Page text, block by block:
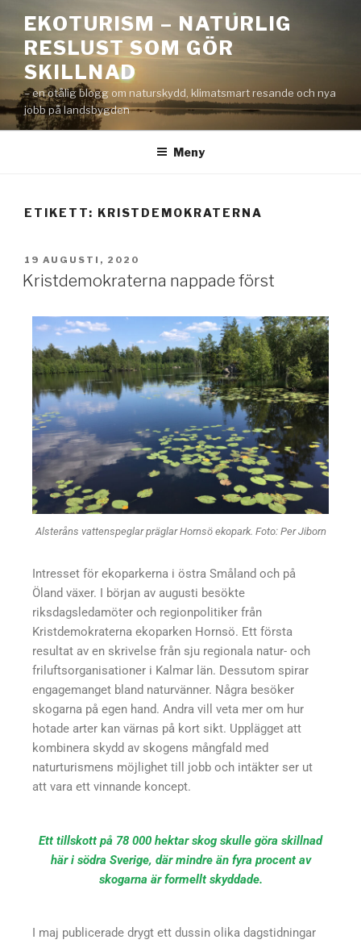
EKOTURISM – NATURLIG
RESLUST SOM GÖR
SKILLNAD
– en otålig blogg om naturskydd, klimatsmart resande och nya
jobb på landsbygden
Meny
ETIKETT: KRISTDEMOKRATERNA
19 AUGUSTI, 2020
Kristdemokraterna nappade först
Alsteråns vattenspeglar präglar Hornsö ekopark. Foto: Per Jiborn
Intresset för ekoparkerna i östra Småland och på
Öland växer. I början av augusti besökte
riksdagsledamöter och regionpolitiker från
Kristdemokraterna ekoparken Hornsö. Ett första
resultat av en skrivelse från sju regionala natur- och
friluftsorganisationer i Kalmar län. Dessutom spirar
engagemanget bland naturvänner. Några besöker
skogarna på egen hand. Andra vill veta mer om hur
hotade arter kan värnas på kort sikt. Upplägget att
kombinera skydd av skogens mångfald med
naturturismens möjlighet till jobb och intäkter ser ut
att vara ett vinnande koncept.
Ett tillskott på 78 000 hektar skog skulle göra skillnad
här i södra Sverige, där mindre än fyra procent av
skogarna är formellt skyddade.
I maj publicerade drygt ett dussin olika dagstidningar